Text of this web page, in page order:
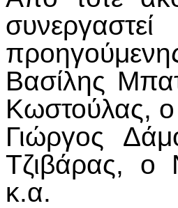
Βασίλης
Κωστούλας, ο
Γιώργος
Τζιβάρας, ο
κ.α.